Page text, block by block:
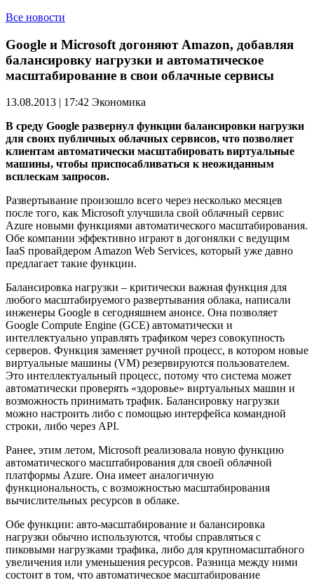
Все новости
Google и Microsoft догоняют Amazon, добавляя
балансировку нагрузки и автоматическое
масштабирование в свои облачные сервисы
13.08.2013 | 17:42 Экономика
В среду Google развернул функции балансировки нагрузки
для своих публичных облачных сервисов, что позволяет
клиентам автоматически масштабировать виртуальные
машины, чтобы приспосабливаться к неожиданным
всплескам запросов.
Развертывание произошло всего через несколько месяцев
после того, как Microsoft улучшила свой облачный сервис
Azure новыми функциями автоматического масштабирования.
Обе компании эффективно играют в догонялки с ведущим
IaaS провайдером Amazon Web Services, который уже давно
предлагает такие функции.
Балансировка нагрузки – критически важная функция для
любого масштабируемого развертывания облака, написали
инженеры Google в сегодняшнем анонсе. Она позволяет
Google Compute Engine (GCE) автоматически и
интеллектуально управлять трафиком через совокупность
серверов. Функция заменяет ручной процесс, в котором новые
виртуальные машины (VM) резервируются пользователем.
Это интеллектуальный процесс, потому что система может
автоматически проверять «здоровье» виртуальных машин и
возможность принимать трафик. Балансировку нагрузки
можно настроить либо с помощью интерфейса командной
строки, либо через API.
Ранее, этим летом, Microsoft реализовала новую функцию
автоматического масштабирования для своей облачной
платформы Azure. Она имеет аналогичную
функциональность, с возможностью масштабирования
вычислительных ресурсов в облаке.
Обе функции: авто-масштабирование и балансировка
нагрузки обычно используются, чтобы справляться с
пиковыми нагрузками трафика, либо для крупномасштабного
увеличения или уменьшения ресурсов. Разница между ними
состоит в том, что автоматическое масштабирование